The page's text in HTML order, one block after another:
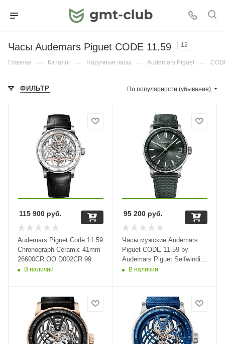
Часы Audemars Piguet CODE 11.59 12
Главная — Каталог — Наручные часы — Audemars Piguet —
ФИЛЬТР По популярности (убывание)
Audemars Piguet Code 11.59
Chronograph Ceramic 41mm
26600CR.OO.D002CR.99
В наличии
115 900 руб.
Часы мужские Audemars
Piguet CODE 11.59 by
Audemars Piguet Selfwinding
15210ST.OO.A056KB.01
В наличии
95 200руб.